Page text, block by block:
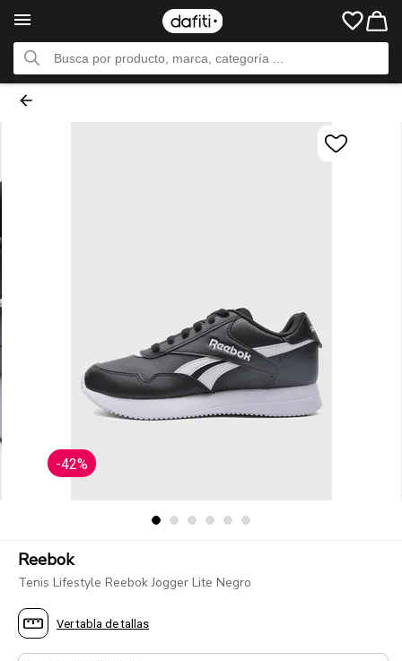
-42%
Reebok
Tenis Lifestyle Reebok Jogger Lite Negro
Ver tabla de tallas